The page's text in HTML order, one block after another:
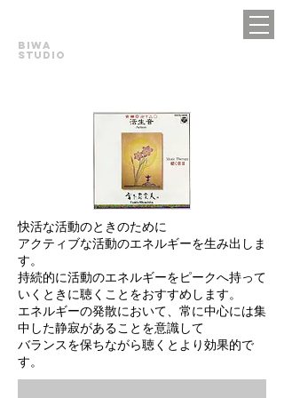
BIWA
STUDIO
快活な活動のときのために
アクティブな活動のエネルギーを生み出しま
す。
持続的に活動のエネルギーをピークへ持って
いくときに聴くことをおすすめします。
エネルギーの発散において、常に中心には集
中した静寂があることを意識して
バランスを保ちながら聴くとより効果的で
す。